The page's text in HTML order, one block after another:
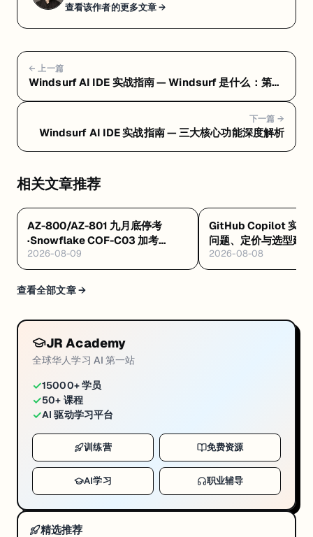
查看该作者的更多文章 →
← 上一篇
Windsurf AI IDE 实战指南 — Windsurf 是什么：第一
下一篇 →
Windsurf AI IDE 实战指南 — 三大核心功能深度解析
相关文章推荐
AZ-800/AZ-801 九月底停考
·Snowflake COF-C03 加考
Cortex AI·AWS 十万免费 AI 席
8/4 开训
2026-08-09
GitHub Copilot 实战
问题、定价与选型建议
2026-08-08
查看全部文章 →
JR Academy
全球华人学习 AI 第一站
✓15000+ 学员
✓50+ 课程
✓AI 驱动学习平台
训练营 免费资源
AI学习 职业辅导
精选推荐